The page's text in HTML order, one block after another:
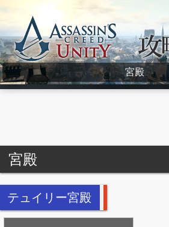
Assassin's Creed Unity Wiki
宮殿
宮殿
テュイリー宮殿